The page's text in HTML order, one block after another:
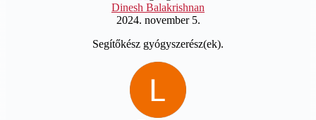
Dinesh Balakrishnan
2024. november 5.
Segítőkész gyógyszerész(ek).